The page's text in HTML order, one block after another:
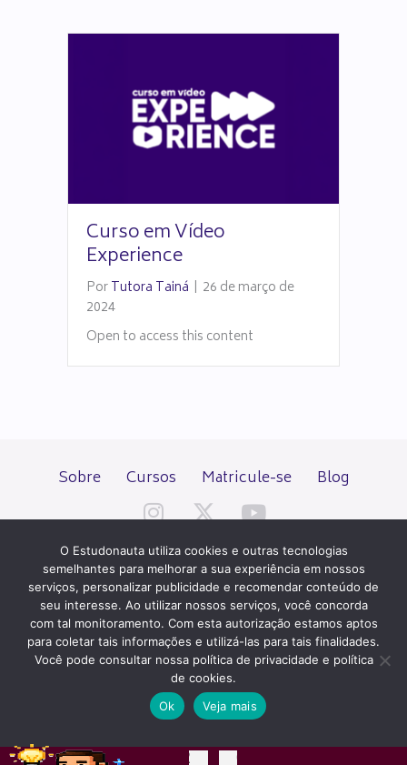
Curso em Vídeo
Experience
PorTutora Tainá | 26 de março de
2024
Open to access this content
Sobre Cursos Matricule-se Blog
Todos os direitos reservados desde 2000.
PATROCÍNIO E HOSPEDAGEM
QUER UM SITE IGUAL A ESTE?ACESSE HOSTNET
02 04
O Estudonauta utiliza cookies e outras tecnologias
semelhantes para melhorar a sua experiência em nossos
serviços, personalizar publicidade e recomendar conteúdo de
seu interesse. Ao utilizar nossos serviços, você concorda
com tal monitoramento. Com esta autorização estamos aptos
para coletar tais informações e utilizá-las para tais finalidades.
Você pode consultar nossa política de privacidade e política
de cookies.
Ok
Veja mais